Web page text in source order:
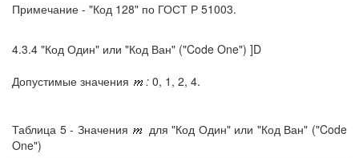
Примечание - "Код 128" по ГОСТ Р 51003.
4.3.4 "Код Один" или "Код Ван" ("Code One") ]D
Допустимые значения
: 0, 1, 2, 4.
Таблица 5 - Значения
для "Код Один" или "Код Ван" ("Code
One")